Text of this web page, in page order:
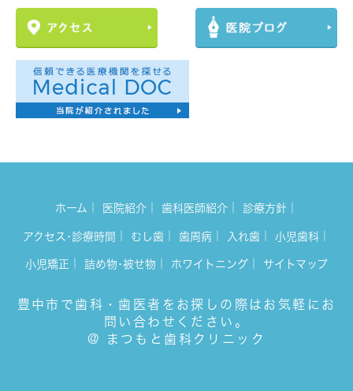
ホーム 医院紹介 歯科医師紹介 診療方針
アクセス･診療時間 むし歯 歯周病 入れ歯 小児歯科
小児矯正 詰め物･被せ物 ホワイトニング サイトマップ
豊中市で歯科・歯医者をお探しの際はお気軽にお
問い合わせください。
@ まつもと歯科クリニック